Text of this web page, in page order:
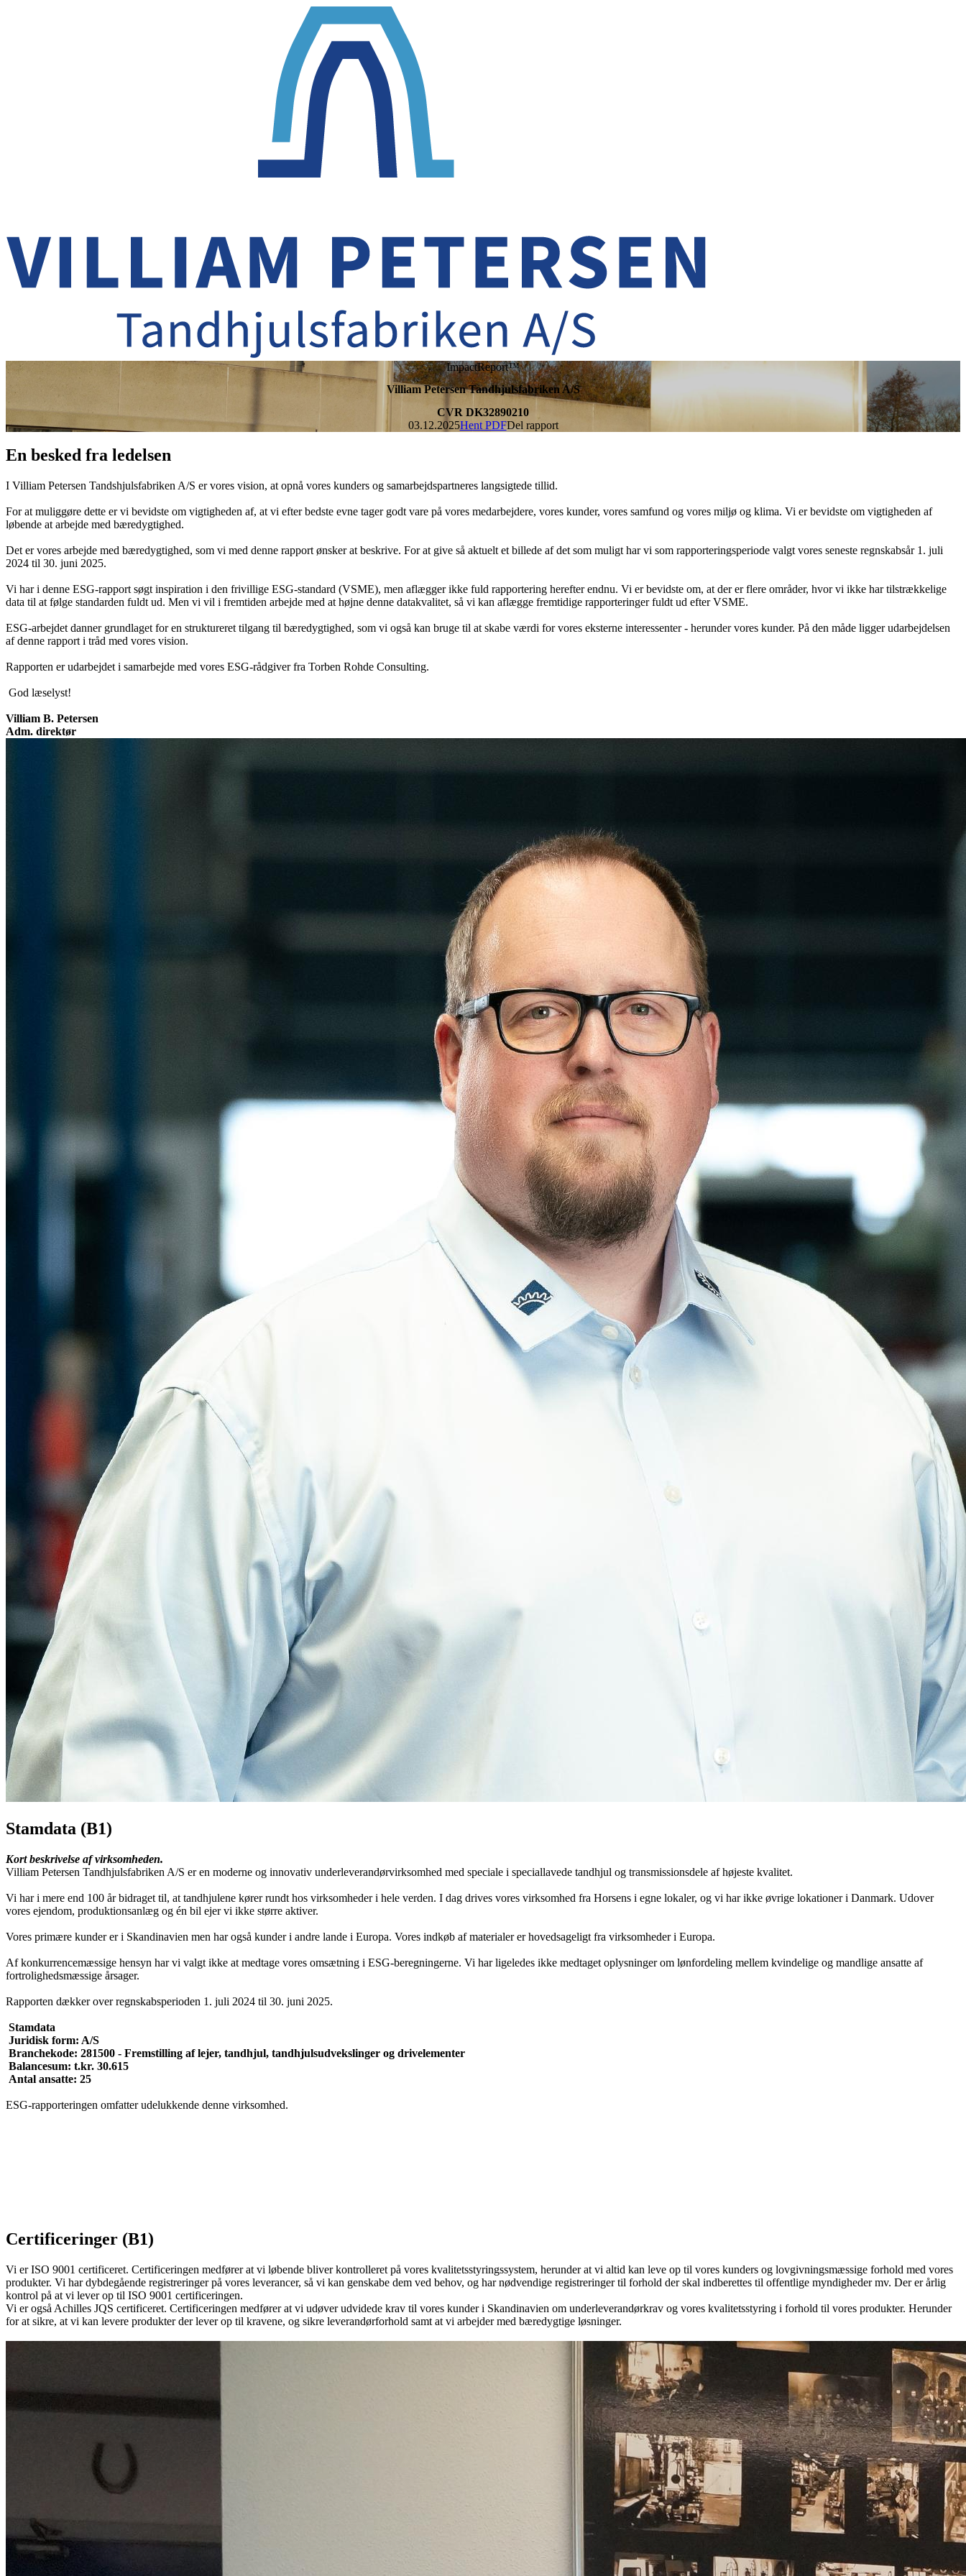
ImpactReport™
Villiam Petersen Tandhjulsfabriken A/S
CVR DK32890210
03.12.2025Hent PDFDel rapport
En besked fra ledelsen
I Villiam Petersen Tandshjulsfabriken A/S er vores vision, at opnå vores kunders og samarbejdspartneres langsigtede tillid.
For at muliggøre dette er vi bevidste om vigtigheden af, at vi efter bedste evne tager godt vare på vores medarbejdere, vores kunder, vores samfund og vores miljø og klima. Vi er bevidste om vigtigheden af
løbende at arbejde med bæredygtighed.
Det er vores arbejde med bæredygtighed, som vi med denne rapport ønsker at beskrive. For at give så aktuelt et billede af det som muligt har vi som rapporteringsperiode valgt vores seneste regnskabsår 1. juli
2024 til 30. juni 2025.
Vi har i denne ESG-rapport søgt inspiration i den frivillige ESG-standard (VSME), men aflægger ikke fuld rapportering herefter endnu. Vi er bevidste om, at der er flere områder, hvor vi ikke har tilstrækkelige
data til at følge standarden fuldt ud. Men vi vil i fremtiden arbejde med at højne denne datakvalitet, så vi kan aflægge fremtidige rapporteringer fuldt ud efter VSME.
ESG-arbejdet danner grundlaget for en struktureret tilgang til bæredygtighed, som vi også kan bruge til at skabe værdi for vores eksterne interessenter - herunder vores kunder. På den måde ligger udarbejdelsen
af denne rapport i tråd med vores vision.
Rapporten er udarbejdet i samarbejde med vores ESG-rådgiver fra Torben Rohde Consulting.
God læselyst!
Villiam B. Petersen
Adm. direktør
Stamdata (B1)
Kort beskrivelse af virksomheden.
Villiam Petersen Tandhjulsfabriken A/S er en moderne og innovativ underleverandørvirksomhed med speciale i speciallavede tandhjul og transmissionsdele af højeste kvalitet.
Vi har i mere end 100 år bidraget til, at tandhjulene kører rundt hos virksomheder i hele verden. I dag drives vores virksomhed fra Horsens i egne lokaler, og vi har ikke øvrige lokationer i Danmark. Udover
vores ejendom, produktionsanlæg og én bil ejer vi ikke større aktiver.
Vores primære kunder er i Skandinavien men har også kunder i andre lande i Europa. Vores indkøb af materialer er hovedsageligt fra virksomheder i Europa.
Af konkurrencemæssige hensyn har vi valgt ikke at medtage vores omsætning i ESG-beregningerne. Vi har ligeledes ikke medtaget oplysninger om lønfordeling mellem kvindelige og mandlige ansatte af
fortrolighedsmæssige årsager.
Rapporten dækker over regnskabsperioden 1. juli 2024 til 30. juni 2025.
Stamdata
Juridisk form: A/S
Branchekode: 281500 - Fremstilling af lejer, tandhjul, tandhjulsudvekslinger og drivelementer
Balancesum: t.kr. 30.615
Antal ansatte: 25
ESG-rapporteringen omfatter udelukkende denne virksomhed.
Certificeringer (B1)
Vi er ISO 9001 certificeret. Certificeringen medfører at vi løbende bliver kontrolleret på vores kvalitetsstyringssystem, herunder at vi altid kan leve op til vores kunders og lovgivningsmæssige forhold med vores
produkter. Vi har dybdegående registreringer på vores leverancer, så vi kan genskabe dem ved behov, og har nødvendige registreringer til forhold der skal indberettes til offentlige myndigheder mv. Der er årlig
kontrol på at vi lever op til ISO 9001 certificeringen.
Vi er også Achilles JQS certificeret. Certificeringen medfører at vi udøver udvidede krav til vores kunder i Skandinavien om underleverandørkrav og vores kvalitetsstyring i forhold til vores produkter. Herunder
for at sikre, at vi kan levere produkter der lever op til kravene, og sikre leverandørforhold samt at vi arbejder med bæredygtige løsninger.